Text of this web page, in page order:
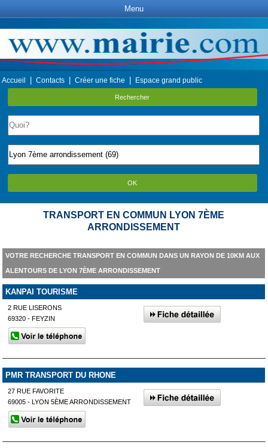
Menu
Accueil Contacts Créer une fiche Espace grand public
Rechercher
OK
TRANSPORT EN COMMUN LYON 7ÈME
ARRONDISSEMENT
VOTRE RECHERCHE TRANSPORT EN COMMUN DANS UN RAYON DE 10KM AUX
ALENTOURS DE LYON 7ÈME ARRONDISSEMENT
KANPAI TOURISME
2 RUE LISERONS
69320 - FEYZIN
PMR TRANSPORT DU RHONE
27 RUE FAVORITE
69005 - LYON 5ÈME ARRONDISSEMENT